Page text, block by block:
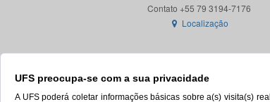
UFS preocupa-se com a sua privacidade
A UFS poderá coletar informações básicas sobre a(s) visita(s)
Localização